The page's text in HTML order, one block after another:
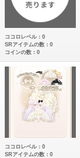
ココロレベル：0
SRアイテムの数：0
コインの数：0
ココロレベル：0
SRアイテムの数：0